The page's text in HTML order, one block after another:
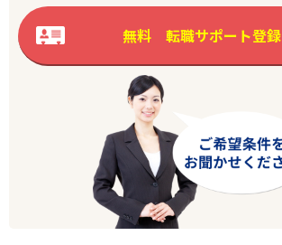
エリアで探す
無料 転職サポート登録